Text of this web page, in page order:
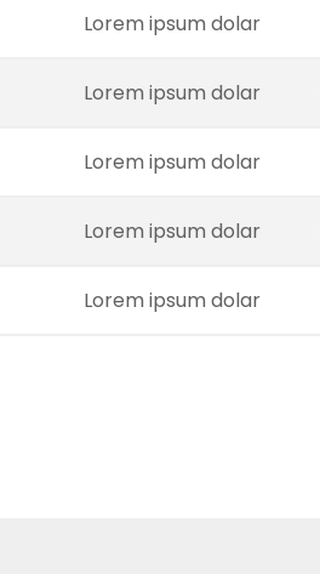
Lorem ipsum dolar
Lorem ipsum dolar
Lorem ipsum dolar
Lorem ipsum dolar
Lorem ipsum dolar